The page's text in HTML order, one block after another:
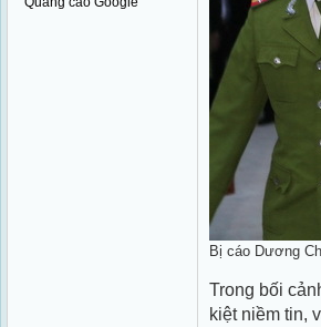
Bị cáo Dương
Trong bối
kiệt niềm tin,